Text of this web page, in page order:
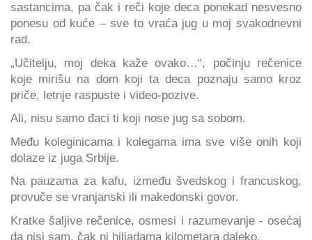
sastancima, pa čak i reči koje deca ponekad nesvesno
ponesu od kuće – sve to vraća jug u moj svakodnevni
rad.
„Učitelju, moj deka kaže ovako…“, počinju rečenice
koje mirišu na dom koji ta deca poznaju samo kroz
priče, letnje raspuste i video-pozive.
Ali, nisu samo đaci ti koji nose jug sa sobom.
Među koleginicama i kolegama ima sve više onih koji
dolaze iz juga Srbije.
Na pauzama za kafu, između švedskog i francuskog,
provuče se vranjanski ili makedonski govor.
Kratke šaljive rečenice, osmesi i razumevanje - osećaj
da nisi sam, čak ni hiljadama kilometara daleko.